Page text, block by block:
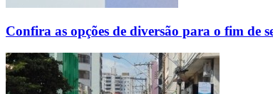
Confira as opções de diversão para o fim de